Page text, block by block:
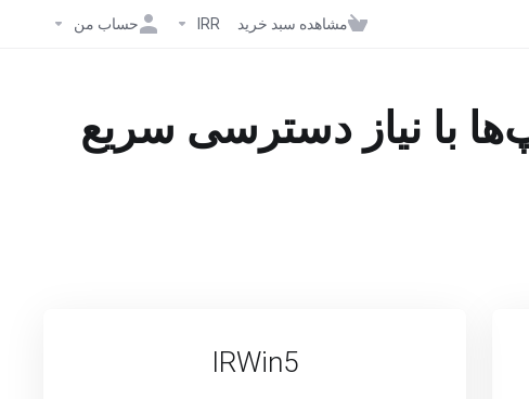
مشاهده سبد خرید IRR حساب من
با نیاز دسترسی سریع
IRWin5